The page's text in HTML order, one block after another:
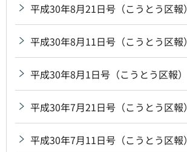
平成30年8月21日号（こうとう区報）
平成30年8月11日号（こうとう区報）
平成30年8月1日号（こうとう区報）
平成30年7月21日号（こうとう区報）
平成30年7月11日号（こうとう区報）